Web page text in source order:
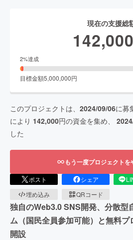
現在の支援総
142,000
2%達成
目標金額5,000,000円
このプロジェクトは、 2024/09/06に募
により 142,000円の資金を集め、
した
もう一度プロジェクト
ポスト シェア
埋め込み
QRコード
独自のWeb3.0 SNS開発、分散型
ム（国民全員参加可能）と無料
開設